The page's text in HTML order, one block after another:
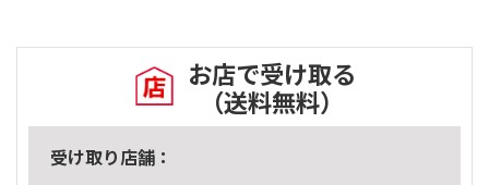
お店で受け取る
（送料無料）
受け取り店舗：